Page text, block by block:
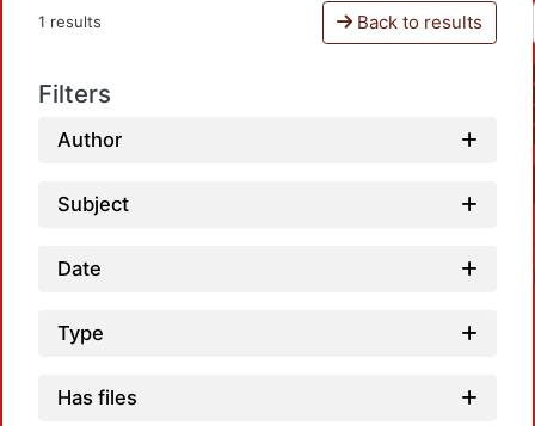
1 results Back to results
Filters
Author
Subject
Date
Type
Has files